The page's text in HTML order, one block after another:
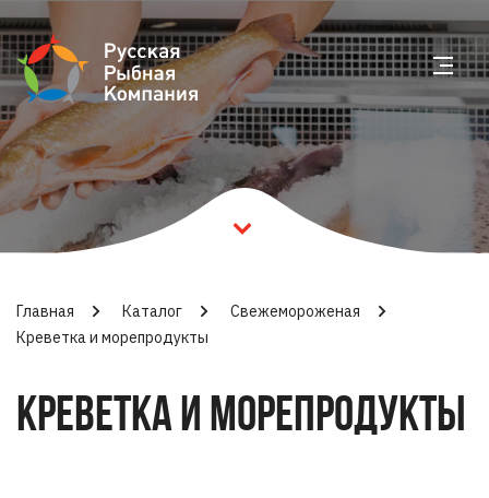
Главная Каталог
Свежемороженая
Креветка и морепродукты
КРЕВЕТКА И МОРЕПРОДУКТЫ